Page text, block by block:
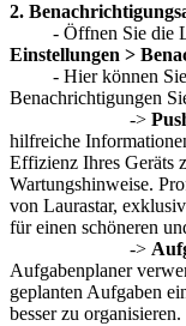
2.
- Öffnen Sie die
Einstellungen >
- Hier können Sie
Benachrichtigungen
->
hilfreiche
Effizienz Ihres Geräts
Wartungshinweise.
von Laurastar,
für einen schöneren
->
Aufgabenplaner
geplanten Aufgaben
besser zu organisieren.